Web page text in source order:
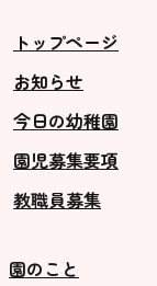
トップページ
お知らせ
今日の幼稚園
園児募集要項
教職員募集
園のこと